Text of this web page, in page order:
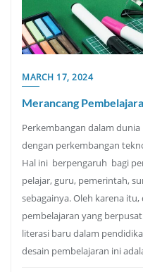
MARCH 17, 2024
Merancang
Perkembangan dalam
dengan perkembangan
Hal ini berpengaruh bagi
pelajar, guru, pemerintah,
sebagainya. Oleh karena
pembelajaran yang
literasi baru dalam
desain pembelajaran ini